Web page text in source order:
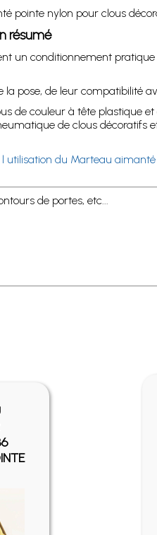
pointe nylon pour clous
résumé
un conditionnement pratique
pose, de leur compatibilité
de couleur à tête plastique
de clous décoratifs
l utilisation du Marteau
de portes, etc...